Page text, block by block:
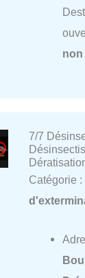
non
7/7
Catégorie :